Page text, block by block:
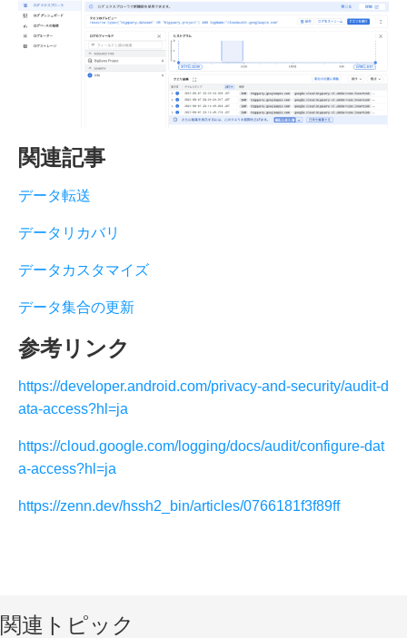
関連記事
データ転送
データリカバリ
データカスタマイズ
データ集合の更新
参考リンク
https://developer.android.com/privacy-and-security/audit-d
ata-access?hl=ja
https://cloud.google.com/logging/docs/audit/configure-dat
a-access?hl=ja
https://zenn.dev/hssh2_bin/articles/0766181f3f89ff
関連トピック